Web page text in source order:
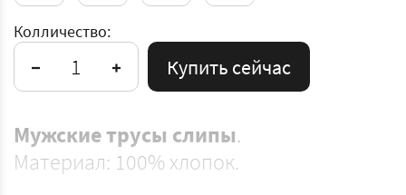
Колличество:
Купить сейчас
Мужские трусы слипы.
Материал: 100% хлопок.